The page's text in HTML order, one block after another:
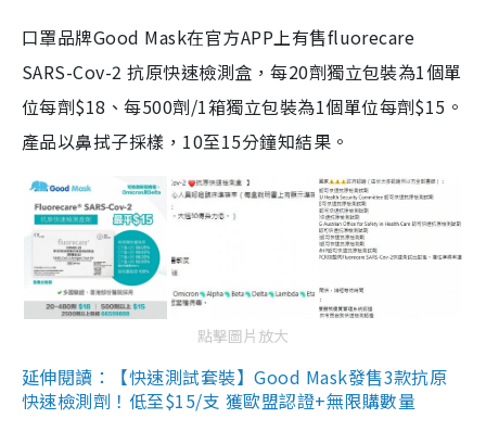
口罩品牌Good Mask在官方APP上有售fluorecare
SARS-Cov-2 抗原快速檢測盒，每20劑獨立包裝為1個單
位每劑$18、每500劑/1箱獨立包裝為1個單位每劑$15。
產品以鼻拭子採樣，10至15分鐘知結果。
點擊圖片放大
延伸閱讀：【快速測試套裝】Good Mask發售3款抗原
快速檢測劑！低至$15/支 獲歐盟認證+無限購數量